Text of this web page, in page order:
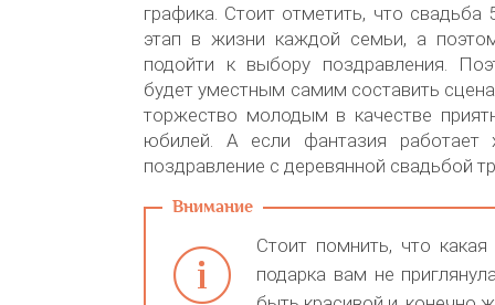
графика. Стоит отметить, что
этап в жизни каждой семьи, а
подойти к выбору поздравления.
будет уместным самим составить
торжество молодым в качестве
юбилей. А если фантазия работает
поздравление с деревянной свадьбой
Стоит помнить, что
подарка вам не